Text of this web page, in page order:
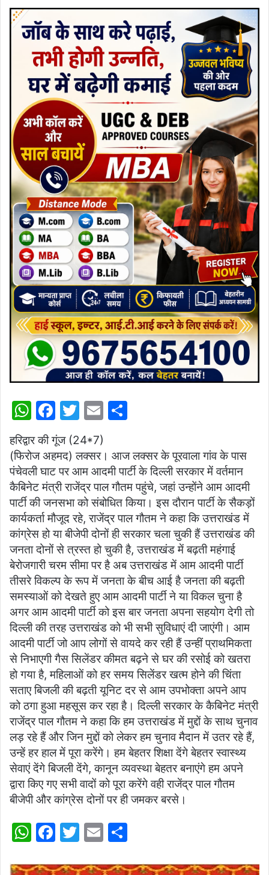
W
at
s
A
p
p
F
a
c
e
b
o
o
k
T
itt
er
E
ai
l
ar
e
हरिद्वार की गूंज (24*7)
(फिरोज अहमद) लक्सर। आज लक्सर के पूरवाला गांव के पास
पंचेवली घाट पर आम आदमी पार्टी के दिल्ली सरकार में वर्तमान
कैबिनेट मंत्री राजेंद्र पाल गौतम पहुंचे, जहां उन्होंने आम आदमी
पार्टी की जनसभा को संबोधित किया। इस दौरान पार्टी के सैकड़ों
कार्यकर्ता मौजूद रहे, राजेंद्र पाल गौतम ने कहा कि उत्तराखंड में
कांग्रेस हो या बीजेपी दोनों ही सरकार चला चुकी हैं उत्तराखंड की
जनता दोनों से त्रस्त हो चुकी है, उत्तराखंड में बढ़ती महंगाई
बेरोजगारी चरम सीमा पर है अब उत्तराखंड में आम आदमी पार्टी
तीसरे विकल्प के रूप में जनता के बीच आई है जनता की बढ़ती
समस्याओं को देखते हुए आम आदमी पार्टी ने या विकल चुना है
अगर आम आदमी पार्टी को इस बार जनता अपना सहयोग देगी तो
दिल्ली की तरह उत्तराखंड को भी सभी सुविधाएं दी जाएंगी। आम
आदमी पार्टी जो आप लोगों से वायदे कर रही हैं उन्हीं प्राथमिकता
से निभाएगी गैस सिलेंडर कीमत बढ़ने से घर की रसोई को खतरा
हो गया है, महिलाओं को हर समय सिलेंडर खत्म होने की चिंता
सताए बिजली की बढ़ती यूनिट दर से आम उपभोक्ता अपने आप
को ठगा हुआ महसूस कर रहा है। दिल्ली सरकार के कैबिनेट मंत्री
राजेंद्र पाल गौतम ने कहा कि हम उत्तराखंड में मुद्दों के साथ चुनाव
लड़ रहे हैं और जिन मुद्दों को लेकर हम चुनाव मैदान में उतर रहे हैं,
उन्हें हर हाल में पूरा करेंगे। हम बेहतर शिक्षा देंगे बेहतर स्वास्थ्य
सेवाएं देंगे बिजली देंगे, कानून व्यवस्था बेहतर बनाएंगे हम अपने
द्वारा किए गए सभी वादों को पूरा करेंगे वही राजेंद्र पाल गौतम
बीजेपी और कांग्रेस दोनों पर ही जमकर बरसे।
W
at
F
c
T
itt
E
ai ar